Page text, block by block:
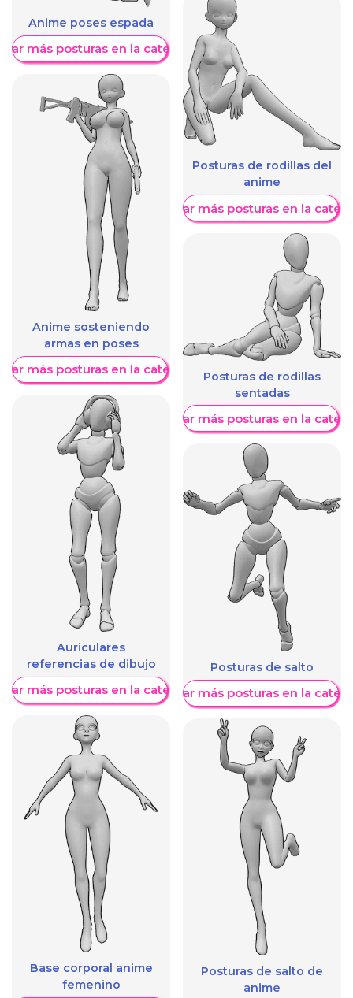
Anime poses espada
más posturas en la categoría
Anime sosteniendo
armas en poses
más posturas en la categoría
Auriculares
referencias de dibujo
más posturas en la categoría
Base corporal anime
femenino
Posturas de rodillas del
anime
Mostrar más posturas en la
Posturas de rodillas
sentadas
Mostrar más posturas en la
Posturas de salto
Mostrar más posturas en la
Posturas de salto de
anime